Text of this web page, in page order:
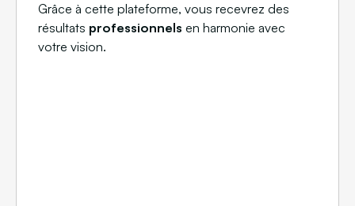
Grâce à cette plateforme, vous recevrez des
résultats professionnels en harmonie avec
votre vision.